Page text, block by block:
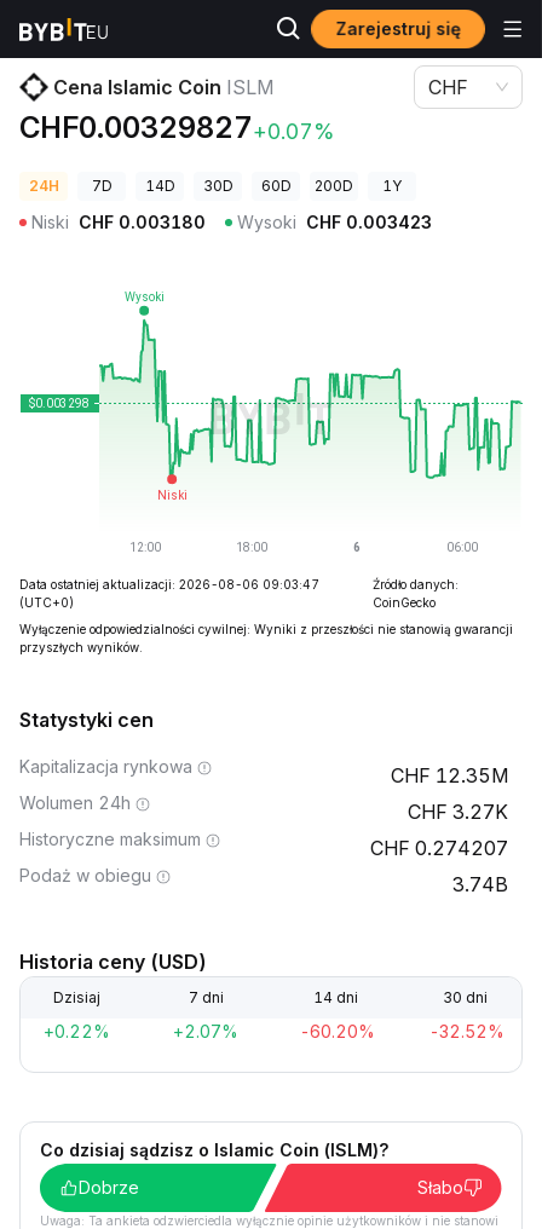
Zarejestruj się
Ceny kryptowalut Cena Islamic Coin ISLM
Cena Islamic Coin ISLM
CHF0.00329827+0.07%
CHF
24H 7D 14D 30D 60D 200D 1Y
Niski CHF 0.003180 Wysoki CHF 0.003423
Data ostatniej aktualizacji: 2026-08-06 09:03:47
(UTC+0)
Źródło danych:
CoinGecko
Wyłączenie odpowiedzialności cywilnej: Wyniki z przeszłości nie stanowią gwarancji
przyszłych wyników.
Statystyki cen
Kapitalizacja rynkowa 12.35M
Wolumen 24h 3.27K
Historyczne maksimum 0.274207
Podaż w obiegu 3.74B
Historia ceny (USD)
Dzisiaj 7 dni 14 dni 30 dni
+0.22% +2.07% -60.20% -32.52%
Co dzisiaj sądzisz o Islamic Coin (ISLM)?
Dobrze
Słabo
Uwaga: Ta ankieta odzwierciedla wyłącznie opinie użytkowników i nie stanowi